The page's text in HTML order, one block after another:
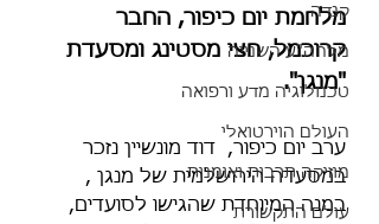
קנדה
מלחה"ע השנייה
טכנולוגיה מדע ורפואה
העולם הוירטואלי
מוזיקה תרבות ואומנות
עולם התקשורת
מלחמת יום כיפור, החבר
קרוכמל, חצי מסטינג ומסעדת
"מנגן".
ערב יום כיפור,  דוד מונשיין נזכר
במסעדה הירושלמית של מנגן ,
במנה המיוחדת שהגישו לסועדים,